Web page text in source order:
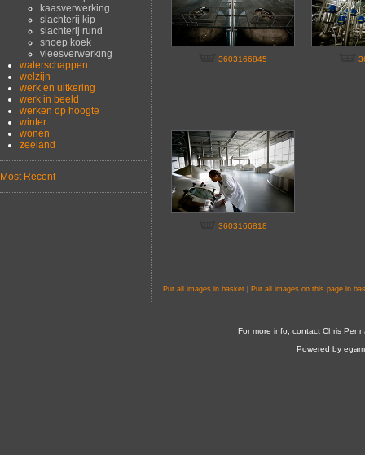
kaasverwerking
slachterij kip
slachterij rund
snoep koek
vleesverwerking
waterschappen
welzijn
werk en uitkering
werk in beeld
werken op hoogte
winter
wonen
zeeland
Most Recent
3603166845
3603166818
Put all images in basket Put all images on this page in
For more info, contact Chris
Powered by